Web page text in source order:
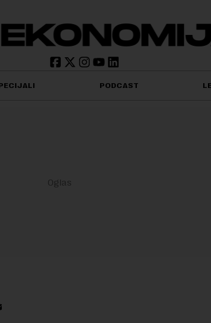
PODCAST